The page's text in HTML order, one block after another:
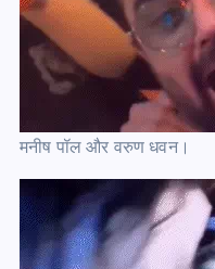
मनीष पॉल और वरुण धवन।